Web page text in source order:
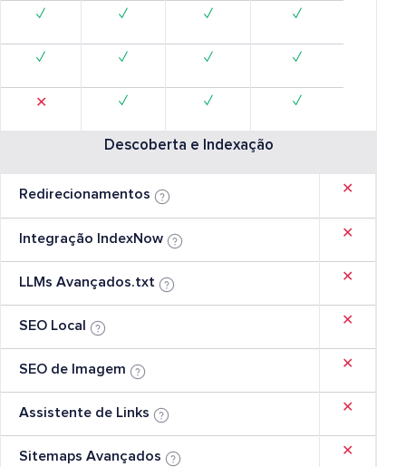
✓
✓
✕
✓
✓
✓
✓
✓
✓
✓
✓
✓
Descoberta e Indexação
Redirecionamentos
Integração IndexNow
LLMs Avançados.txt
SEO Local
SEO de Imagem
Assistente de Links
Sitemaps Avançados
✕
✕
✕
✕
✕
✕
✕